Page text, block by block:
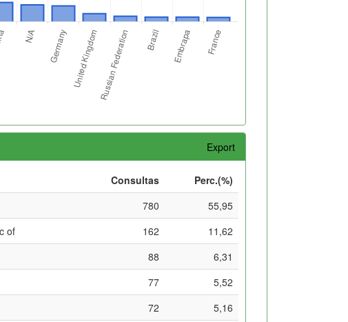
Export
Consultas
Perc.(%)
780
55,95
of
162
11,62
88
6,31
77
5,52
72
5,16